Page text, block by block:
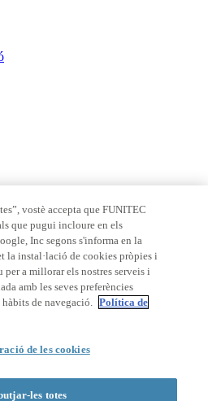
- URL |Avís legal
vostè accepta que FUNITEC
que pugui incloure en els
Inc segons s'informa en la
la instal·lació de cookies pròpies i
per a millorar els nostres serveis i
amb les seves preferències
de navegació. Política de
de les cookies
les totes